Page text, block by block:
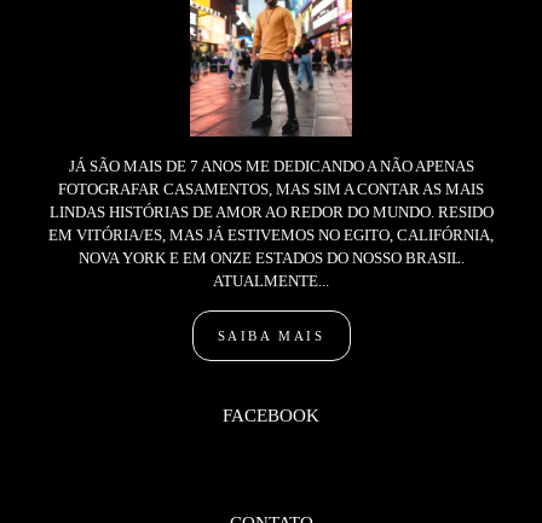
JÁ SÃO MAIS DE 7 ANOS ME DEDICANDO A NÃO APENAS
FOTOGRAFAR CASAMENTOS, MAS SIM A CONTAR AS MAIS
LINDAS HISTÓRIAS DE AMOR AO REDOR DO MUNDO. RESIDO
EM VITÓRIA/ES, MAS JÁ ESTIVEMOS NO EGITO, CALIFÓRNIA,
NOVA YORK E EM ONZE ESTADOS DO NOSSO BRASIL.
ATUALMENTE...
SAIBA MAIS
FACEBOOK